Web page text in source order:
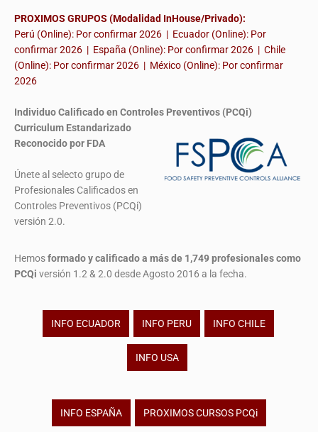
PROXIMOS GRUPOS (Modalidad InHouse/Privado):
Perú (Online): Por confirmar 2026 | Ecuador (Online): Por
confirmar 2026 | España (Online): Por confirmar 2026 | Chile
(Online): Por confirmar 2026 | México (Online): Por confirmar
2026
Individuo Calificado en Controles Preventivos (PCQi)
Curriculum Estandarizado
Reconocido por FDA
Únete al selecto grupo de
Profesionales Calificados en
Controles Preventivos (PCQi)
versión 2.0.
Hemosformado y calificado a más de 1,749 profesionalescomo
PCQi versión 1.2 & 2.0 desde Agosto 2016 a la fecha.
INFO ECUADOR INFO PERU INFO CHILE
INFO USA
INFO ESPAÑA PROXIMOS CURSOS PCQi